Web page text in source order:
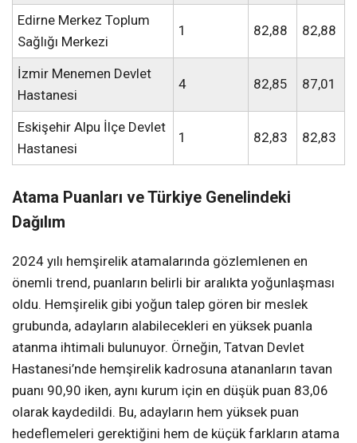
Edirne Merkez Toplum
Sağlığı Merkezi
1 82,88 82,88
İzmir Menemen Devlet
Hastanesi
4 82,85 87,01
Eskişehir Alpu İlçe Devlet
Hastanesi
1 82,83 82,83
Atama Puanları ve Türkiye Genelindeki
Dağılım
2024 yılı hemşirelik atamalarında gözlemlenen en
önemli trend, puanların belirli bir aralıkta yoğunlaşması
oldu. Hemşirelik gibi yoğun talep gören bir meslek
grubunda, adayların alabilecekleri en yüksek puanla
atanma ihtimali bulunuyor. Örneğin, Tatvan Devlet
Hastanesi’nde hemşirelik kadrosuna atananların tavan
puanı 90,90 iken, aynı kurum için en düşük puan 83,06
olarak kaydedildi. Bu, adayların hem yüksek puan
hedeflemeleri gerektiğini hem de küçük farkların atama